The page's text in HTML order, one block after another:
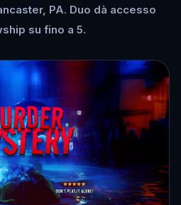
PA. Duo dà accesso
su fino a 5.